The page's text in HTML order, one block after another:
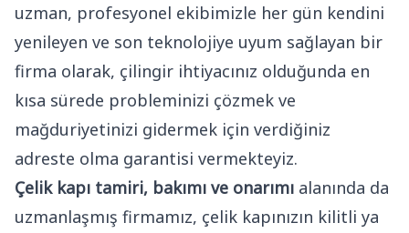
uzman, profesyonel ekibimizle her gün kendini
yenileyen ve son teknolojiye uyum sağlayan bir
firma olarak, çilingir ihtiyacınız olduğunda en
kısa sürede probleminizi çözmek ve
mağduriyetinizi gidermek için verdiğiniz
adreste olma garantisi vermekteyiz.
Çelik kapı tamiri, bakımı ve onarımı alanında da
uzmanlaşmış firmamız, çelik kapınızın kilitli ya